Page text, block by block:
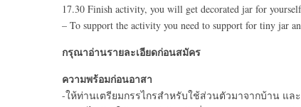
17.30 Finish activity, you will get decorated jar for
– To support the activity you need to support for tiny jar
กรุณาอ่านรายละเอียดก่อนสมัคร
ความพร้อมก่อนอาสา
-ให้ท่านเตรียมกรรไกรสำหรับใช้ส่วนตัวมาจากบ้าน แ